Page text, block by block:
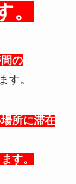
。
の
す。
所に滞在
す。